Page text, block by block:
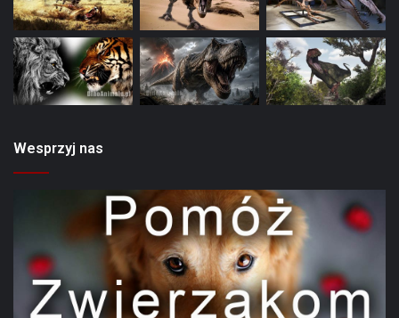
Wesprzyj nas